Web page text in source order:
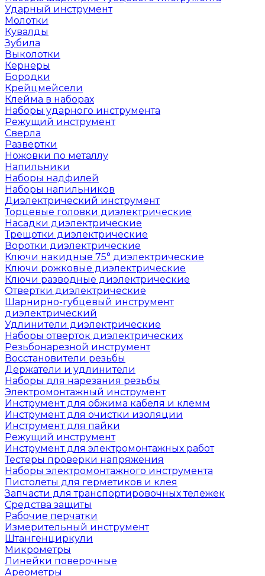
Ударный инструмент
Молотки
Кувалды
Зубила
Выколотки
Кернеры
Бородки
Крейцмейсели
Клейма в наборах
Наборы ударного инструмента
Режущий инструмент
Сверла
Развертки
Ножовки по металлу
Напильники
Наборы надфилей
Наборы напильников
Диэлектрический инструмент
Торцевые головки диэлектрические
Насадки диэлектрические
Трещотки диэлектрические
Воротки диэлектрические
Ключи накидные 75° диэлектрические
Ключи рожковые диэлектрические
Ключи разводные диэлектрические
Отвертки диэлектрические
Шарнирно-губцевый инструмент
диэлектрический
Удлинители диэлектрические
Наборы отверток диэлектрических
Резьбонарезной инструмент
Восстановители резьбы
Держатели и удлинители
Наборы для нарезания резьбы
Электромонтажный инструмент
Инструмент для обжима кабеля и клемм
Инструмент для очистки изоляции
Инструмент для пайки
Режущий инструмент
Инструмент для электромонтажных работ
Тестеры проверки напряжения
Наборы электромонтажного инструмента
Пистолеты для герметиков и клея
Запчасти для транспортировочных тележек
Средства защиты
Рабочие перчатки
Измерительный инструмент
Штангенциркули
Микрометры
Линейки поверочные
Ареометры